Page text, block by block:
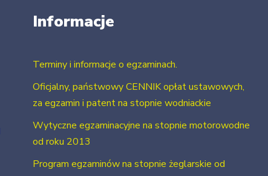
Informacje
Terminy i informacje o egzaminach.
Oficjalny, państwowy CENNIK opłat ustawowych,
za egzamin i patent na stopnie wodniackie
Wytyczne egzaminacyjne na stopnie motorowodne
od roku 2013
Program egzaminów na stopnie żeglarskie od